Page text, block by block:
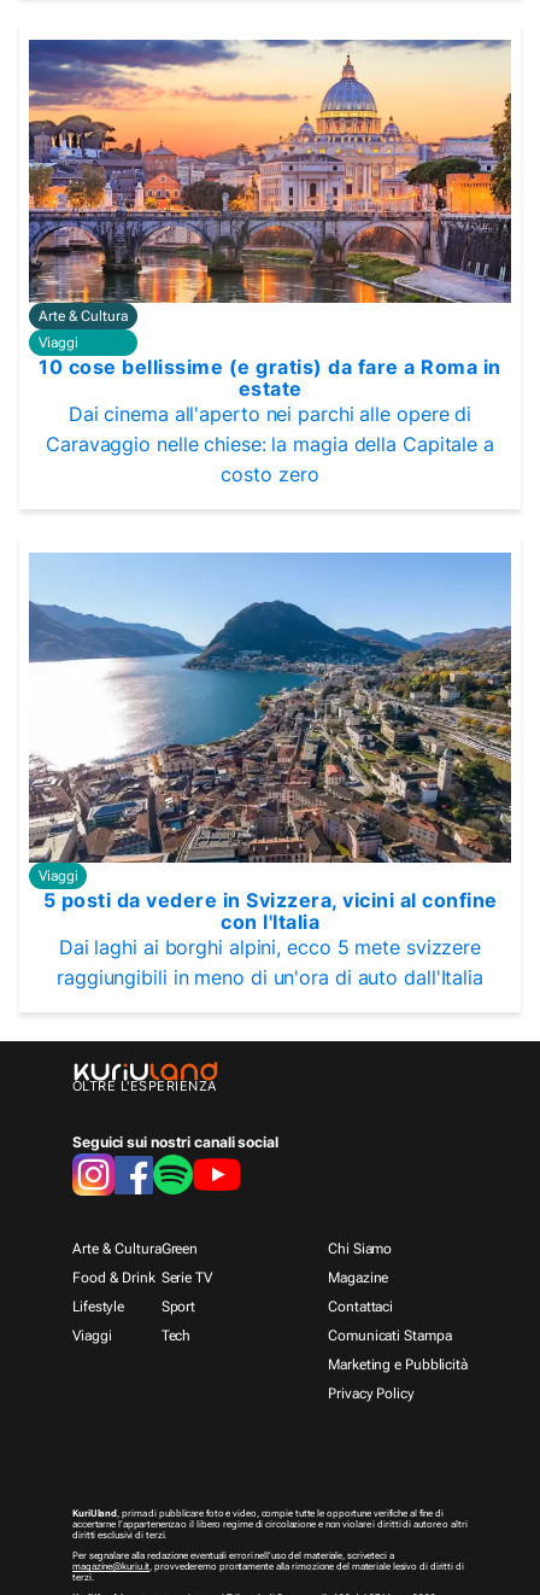
Arte & Cultura
Viaggi
10 cose bellissime (e gratis) da fare a Roma in
estate
Dai cinema all'aperto nei parchi alle opere di
Caravaggio nelle chiese: la magia della Capitale a
costo zero
Viaggi
5 posti da vedere in Svizzera, vicini al confine
con l'Italia
Dai laghi ai borghi alpini, ecco 5 mete svizzere
raggiungibili in meno di un'ora di auto dall'Italia
OLTRE L'ESPERIENZA
Seguici sui nostri canali social
Arte & Cultura
Food & Drink
Lifestyle
Viaggi
Green
Serie TV
Sport
Tech
Chi Siamo
Magazine
Contattaci
Comunicati Stampa
Marketing e Pubblicità
Privacy Policy
KuriUland, prima di pubblicare foto e video, compie tutte le opportune verifiche al fine di
accertarne l’appartenenza o il libero regime di circolazione e non violare i diritti di autore o altri
diritti esclusivi di terzi.
Per segnalare alla redazione eventuali errori nell’uso del materiale, scriveteci a
magazine@kuriu.it, provvederemo prontamente alla rimozione del materiale lesivo di diritti di
terzi.